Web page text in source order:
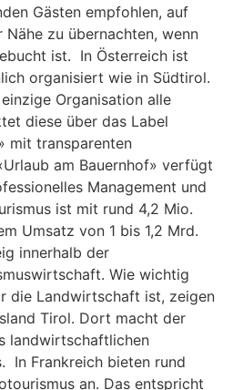
Gästen empfohlen, auf
Nähe zu übernachten, wenn
ist. In Österreich ist
organisiert wie in Südtirol.
Organisation alle
diese über das Label
mit transparenten
am Bauernhof» verfügt
Management und
ist mit rund 4,2 Mio.
Umsatz von 1 bis 1,2 Mrd.
innerhalb der
Wie wichtig
die Landwirtschaft ist, zeigen
Tirol. Dort macht der
landwirtschaftlichen
In Frankreich bieten rund
an. Das entspricht